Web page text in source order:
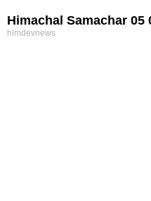
Himachal Samachar 05
himdevnews